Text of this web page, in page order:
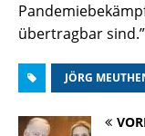
übertragbar sind.”
JÖRG